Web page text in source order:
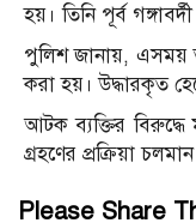
হয়। তিনি পূর্ব
পুলিশ জানায়, এসময়
করা হয়। উদ্ধারকৃত
আটক ব্যক্তির বিরুদ্ধে
গ্রহণের প্রক্রিয়া
Please Share